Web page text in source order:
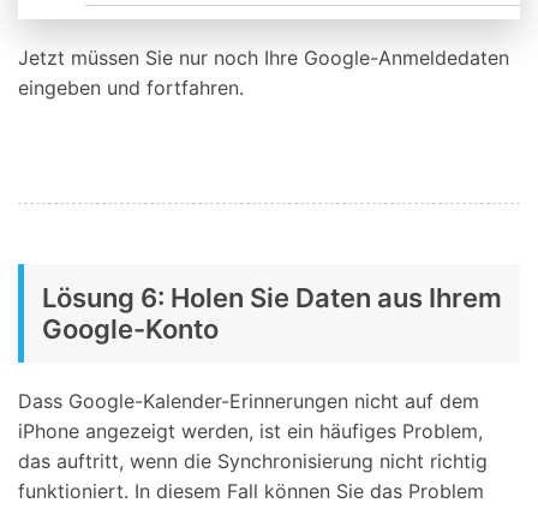
Jetzt müssen Sie nur noch Ihre Google-Anmeldedaten
eingeben und fortfahren.
Lösung 6: Holen Sie Daten aus Ihrem
Google-Konto
Dass Google-Kalender-Erinnerungen nicht auf dem
iPhone angezeigt werden, ist ein häufiges Problem,
das auftritt, wenn die Synchronisierung nicht richtig
funktioniert. In diesem Fall können Sie das Problem